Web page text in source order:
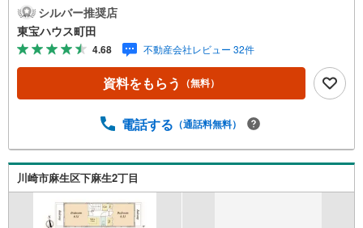
一人を知り、理解することから始めます。お客様のお話を
きちんとお聞きし、しっかり話し合う「心」のコミュニケ
ーションが大切になります。だからこそ、それぞれのお客
様にベストな「住まい」をご提案をすることができるので
す。インターネット予約で当日見学が可能！（1）［室内・
現地を見学する］をクリック（2）本日～4日以内をご希望
い！【主要不動産流通各社の2025年度中間期の売買仲介実
りたくさんのお客様からのお言葉に感謝してこれからも楽
しく素敵なお家探しをお約束します。お家探しを始めてみ
ようと思われたらまずは、お気軽に東宝ハウス町田に相談
してみませんか？スタッフ一同お客様のお問合せをお待ち
しております。
シルバー推奨店
東宝ハウス町田
4.68 不動産会社レビュー 32件
資料をもらう （無料）
電話する （通話料無料）
川崎市麻生区下麻生2丁目